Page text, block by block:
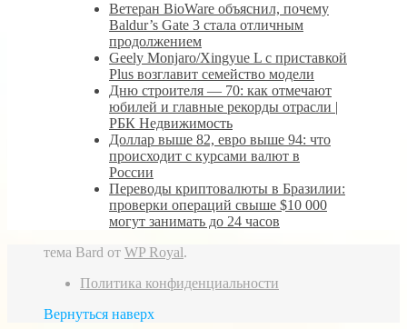
Ветеран BioWare объяснил, почему
Baldur’s Gate 3 стала отличным
продолжением
Geely Monjaro/Xingyue L с приставкой
Plus возглавит семейство модели
Дню строителя — 70: как отмечают
юбилей и главные рекорды отрасли |
РБК Недвижимость
Доллар выше 82, евро выше 94: что
происходит с курсами валют в
России
Переводы криптовалюты в Бразилии:
проверки операций свыше $10 000
могут занимать до 24 часов
тема Bard от WP Royal.
Политика конфиденциальности
Вернуться наверх